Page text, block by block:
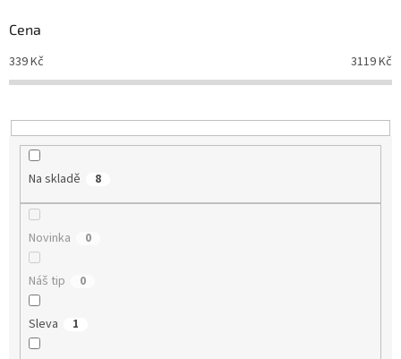
d
k
t
Cena
339Kč 3119Kč
Na skladě 8
Novinka 0
Náš tip 0
Sleva 1